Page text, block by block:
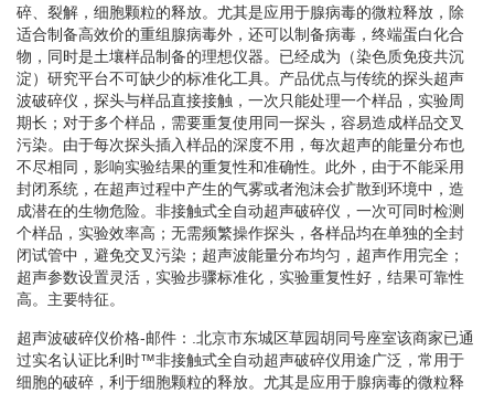
碎、裂解，细胞颗粒的释放。尤其是应用于腺病毒的微粒释放，除
适合制备高效价的重组腺病毒外，还可以制备病毒，终端蛋白化合
物，同时是土壤样品制备的理想仪器。已经成为（染色质免疫共沉
淀）研究平台不可缺少的标准化工具。产品优点与传统的探头超声
波破碎仪，探头与样品直接接触，一次只能处理一个样品，实验周
期长；对于多个样品，需要重复使用同一探头，容易造成样品交叉
污染。由于每次探头插入样品的深度不用，每次超声的能量分布也
不尽相同，影响实验结果的重复性和准确性。此外，由于不能采用
封闭系统，在超声过程中产生的气雾或者泡沫会扩散到环境中，造
成潜在的生物危险。非接触式全自动超声破碎仪，一次可同时检测
个样品，实验效率高；无需频繁操作探头，各样品均在单独的全封
闭试管中，避免交叉污染；超声波能量分布均匀，超声作用完全；
超声参数设置灵活，实验步骤标准化，实验重复性好，结果可靠性
高。主要特征。
超声波破碎仪价格-邮件：.北京市东城区草园胡同号座室该商家已通
过实名认证比利时™非接触式全自动超声破碎仪用途广泛，常用于
细胞的破碎，利于细胞颗粒的释放。尤其是应用于腺病毒的微粒释